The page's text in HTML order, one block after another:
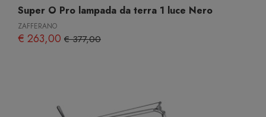
Super O Pro lampada da terra 1 luce Nero
ZAFFERANO
€ 263,00 € 377,00